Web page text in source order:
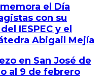
el Día
con su
IESPEC y el
Abigail Mejía
en San José de
al 9 de febrero